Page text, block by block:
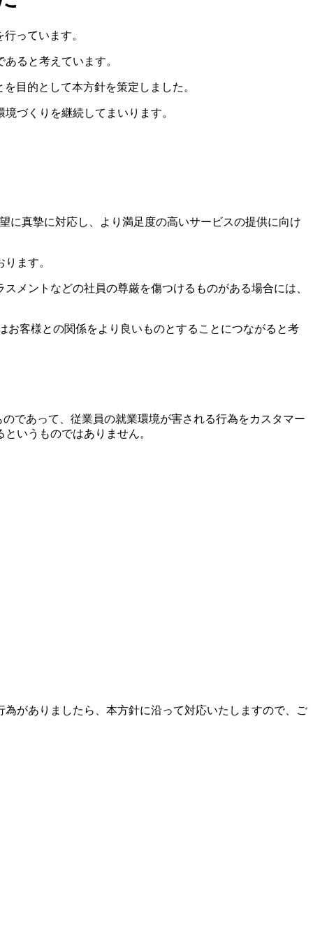
っています。
ると考えています。
目的として本方針を策定しました。
づくりを継続してまいります。
に真摯に対応し、より満足度の高いサービスの提供に向け
ます。
メントなどの社員の尊厳を傷つけるものがある場合には、
客様との関係をより良いものとすることにつながると考
であって、従業員の就業環境が害される行為をカスタマー
いうものではありません。
がありましたら、本方針に沿って対応いたしますので、ご